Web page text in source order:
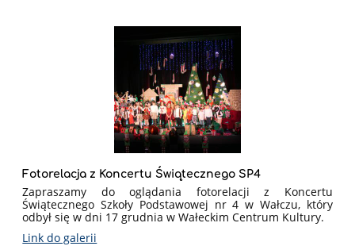
Fotorelacja z Koncertu Świątecznego SP4
Zapraszamy do oglądania fotorelacji z Koncertu
Świątecznego Szkoły Podstawowej nr 4 w Wałczu, który
odbył się w dni 17 grudnia w Wałeckim Centrum Kultury.
Link do galerii